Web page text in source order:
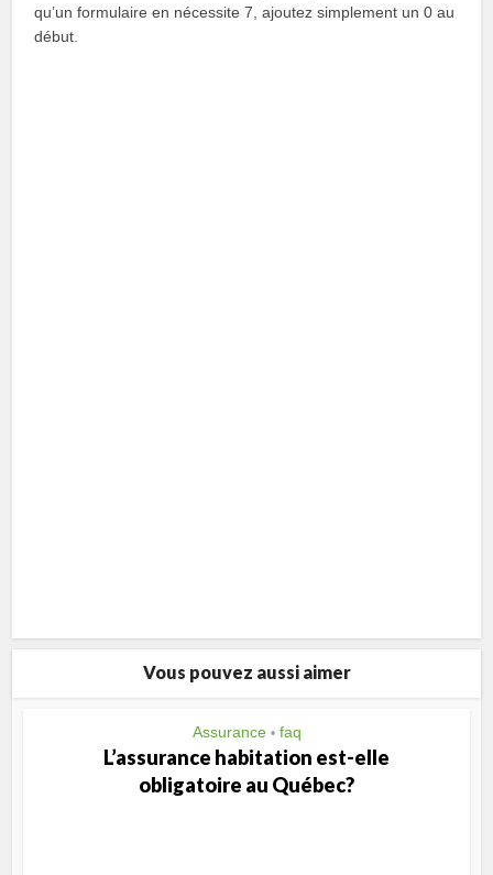
qu’un formulaire en nécessite 7, ajoutez simplement un 0 au
début.
Vous pouvez aussi aimer
Assurance • faq
L’assurance habitation est-elle
obligatoire au Québec?